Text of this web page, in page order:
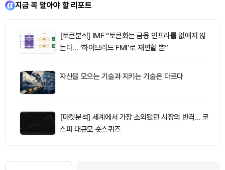
지금 꼭 알아야 할 리포트
[토큰분석] IMF “토큰화는 금융 인프라를 없애지 않
는다… ‘하이브리드 FMI’로 재편할 뿐”
자산을 모으는 기술과 지키는 기술은 다르다
[마켓분석] 세계에서 가장 소외됐던 시장의 반격… 코
스피 대규모 숏스퀴즈